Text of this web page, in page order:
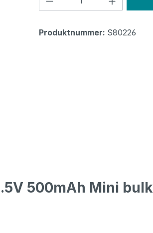
Produktnummer: S80226
500mAh Mini